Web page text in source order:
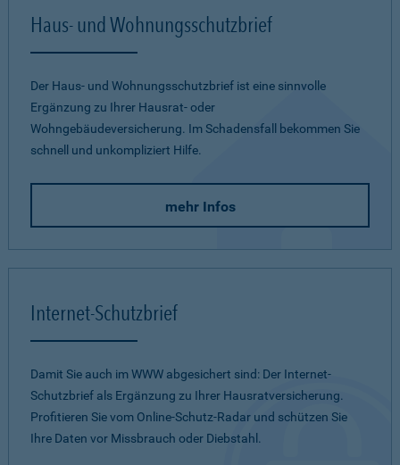
Haus- und Wohnungsschutzbrief
Der Haus- und Wohnungsschutzbrief ist eine sinnvolle
Ergänzung zu Ihrer Hausrat- oder
Wohngebäudeversicherung. Im Schadensfall bekommen Sie
schnell und unkompliziert Hilfe.
mehr Infos
Internet-Schutzbrief
Damit Sie auch im WWW abgesichert sind: Der Internet-
Schutzbrief als Ergänzung zu Ihrer Hausratversicherung.
Profitieren Sie vom Online-Schutz-Radar und schützen Sie
Ihre Daten vor Missbrauch oder Diebstahl.